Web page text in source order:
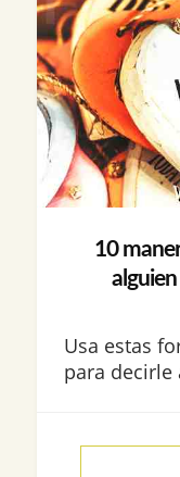
10
Usa estas
para decirle